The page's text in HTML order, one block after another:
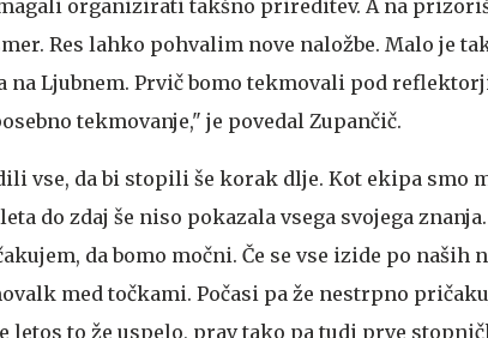
organizirati takšno prireditev. A na
Res lahko pohvalim nove naložbe. Malo je
Ljubnem. Prvič bomo tekmovali pod
tekmovanje," je povedal Zupančič.
vse, da bi stopili še korak dlje. Kot ekipa smo
do zdaj še niso pokazala vsega svojega
da bomo močni. Če se vse izide po naših
med točkami. Počasi pa že nestrpno
letos to že uspelo, prav tako pa tudi prve